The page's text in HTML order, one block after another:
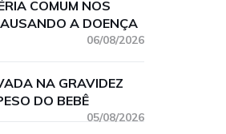
COMUM NOS
A DOENÇA
06/08/2026
NA GRAVIDEZ
DO BEBÊ
05/08/2026